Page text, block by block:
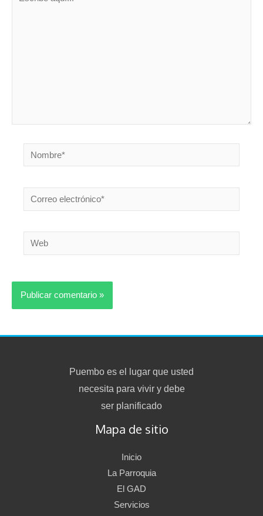
Nombre*
Correo
electrónico*
Web
Puembo es el lugar que usted
necesita para vivir y debe
ser planificado
Mapa de sitio
Inicio
La Parroquia
El GAD
Servicios